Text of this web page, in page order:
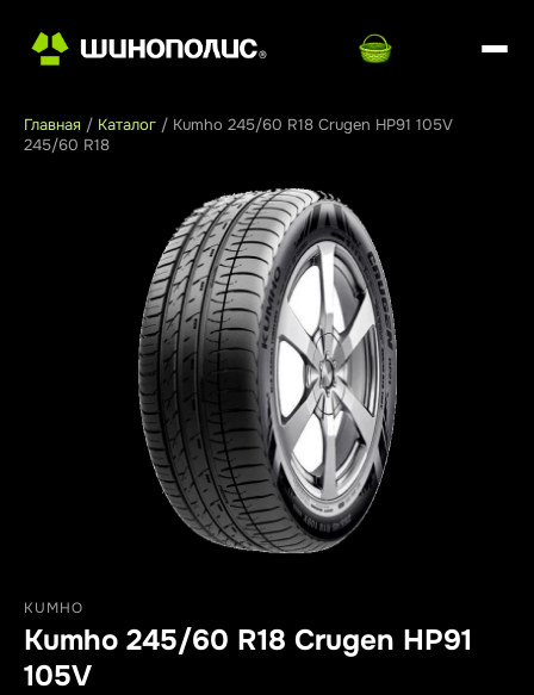
Главная / Каталог / Kumho 245/60 R18 Crugen HP91 105V
245/60 R18
KUMHO
Kumho 245/60 R18 Crugen HP91
105V